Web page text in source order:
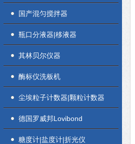
国产混匀搅拌器
瓶口分液器|移液器
其林贝尔仪器
酶标仪洗板机
尘埃粒子计数器|颗粒计数器
德国罗威邦Lovibond
糖度计|盐度计|折光仪